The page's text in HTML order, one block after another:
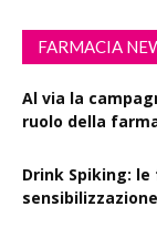
FARMACIA
Al via la
ruolo della
Drink Spiking:
sensibilizzazione